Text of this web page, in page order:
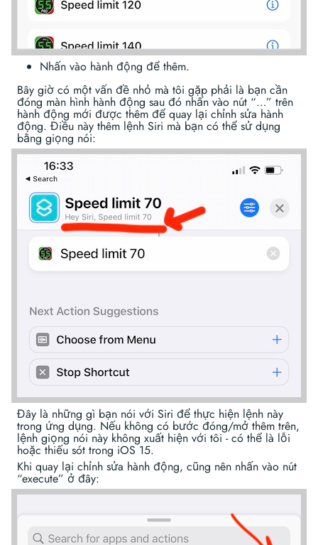
Nhấn vào hành động để thêm.
Bây giờ có một vấn đề nhỏ mà tôi gặp phải là bạn cần
đóng màn hình hành động sau đó nhấn vào nút “…” trên
hành động mới được thêm để quay lại chỉnh sửa hành
động. Điều này thêm lệnh Siri mà bạn có thể sử dụng
bằng giọng nói:
Đây là những gì bạn nói với Siri để thực hiện lệnh này
trong ứng dụng. Nếu không có bước đóng/mở thêm trên,
lệnh giọng nói này không xuất hiện với tôi - có thể là lỗi
hoặc thiếu sót trong iOS 15.
Khi quay lại chỉnh sửa hành động, cũng nên nhấn vào nút
“execute” ở đây: